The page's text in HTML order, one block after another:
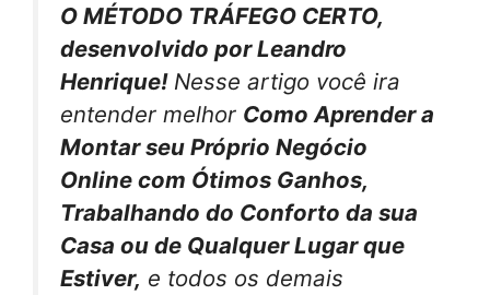
O MÉTODO TRÁFEGO CERTO,
desenvolvido por Leandro
Henrique! Nesse artigo você ira
entender melhor Como Aprender a
Montar seu Próprio Negócio
Online com Ótimos Ganhos,
Trabalhando do Conforto da sua
Casa ou de Qualquer Lugar que
Estiver, e todos os demais